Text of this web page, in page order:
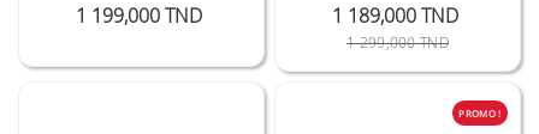
1 199,000 TND
1 189,000 TND
1 299,000 TNDPrix Public
Prix
PROMO !